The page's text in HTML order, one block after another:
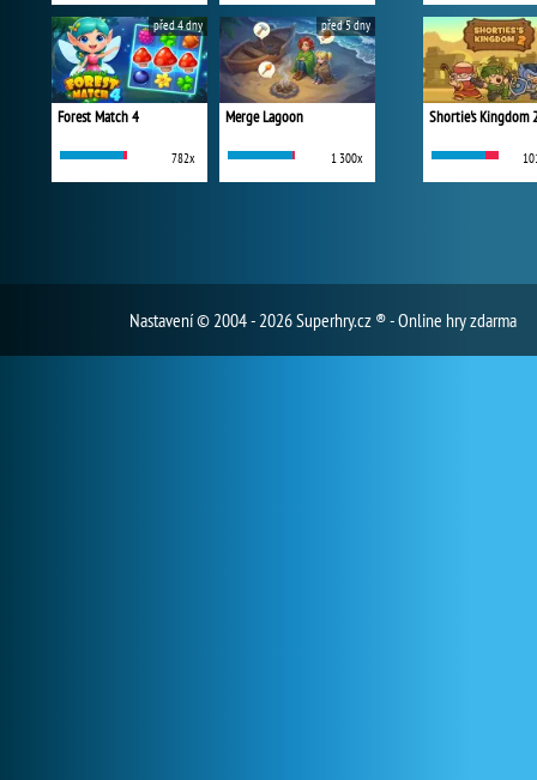
Forest Match 4
782x
před 4 dny
Merge Lagoon
1 300x
před 5 dny
Shortie's Kingdom
Nastavení© 2004 - 2026 Superhry.cz ® - Online hry zdarma